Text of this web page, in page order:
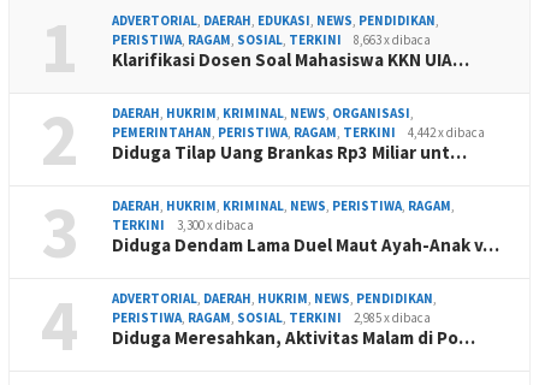
1 ADVERTORIAL, DAERAH, EDUKASI, NEWS, PENDIDIKAN,
PERISTIWA, RAGAM, SOSIAL, TERKINI 8,663 x dibaca
Klarifikasi Dosen Soal Mahasiswa KKN UIA…
2 DAERAH, HUKRIM, KRIMINAL, NEWS, ORGANISASI,
PEMERINTAHAN, PERISTIWA, RAGAM, TERKINI 4,442 x dibaca
Diduga Tilap Uang Brankas Rp3 Miliar unt…
3 DAERAH, HUKRIM, KRIMINAL, NEWS, PERISTIWA, RAGAM,
TERKINI
3,300 x dibaca
Diduga Dendam Lama Duel Maut Ayah-Anak v…
4 ADVERTORIAL, DAERAH, HUKRIM, NEWS, PENDIDIKAN,
PERISTIWA, RAGAM, SOSIAL, TERKINI 2,985 x dibaca
Diduga Meresahkan, Aktivitas Malam di Po…